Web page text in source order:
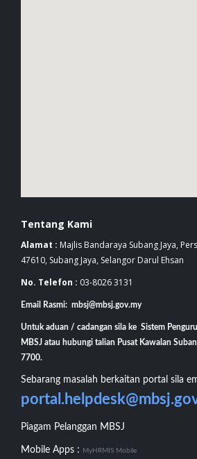
Tentang Kami
Alamat : Majlis Bandaraya Subang Jaya,
47610, Subang Jaya, Selangor Darul Ehsan
No. Telefon : 03-8026 3131
Email Rasmi: mbsj@mbsj.gov.my
Untuk aduan / cadangan sila ke Sistem
MBSJ atau hubungi talian Pusat Kawalan
7700.
Sebarang masalah berkaitan portal sila
Piagam Pelanggan MBSJ
Mobile Apps : MyHRMIS Mobile